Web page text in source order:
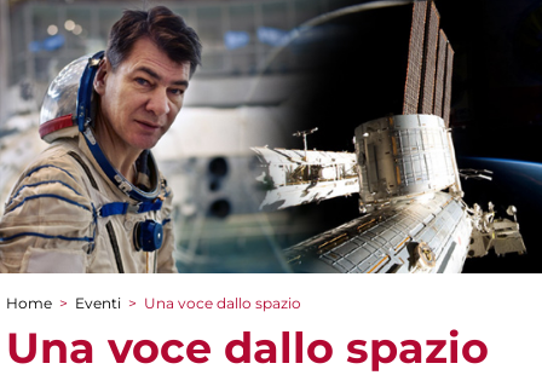
Tu sei qui
Home > Eventi > Una voce dallo spazio
Una voce dallo spazio